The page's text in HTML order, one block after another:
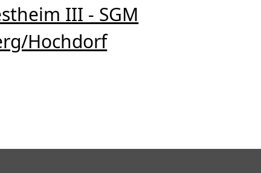
III - SGM
Hochdorf